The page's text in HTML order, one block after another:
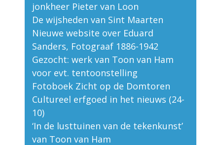
jonkheer Pieter van Loon
De wijsheden van Sint Maarten
Nieuwe website over Eduard
Sanders, Fotograaf 1886-1942
Gezocht: werk van Toon van Ham
voor evt. tentoonstelling
Fotoboek Zicht op de Domtoren
Cultureel erfgoed in het nieuws (24-
10)
‘In de lusttuinen van de tekenkunst’
van Toon van Ham